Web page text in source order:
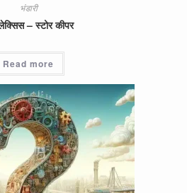
भंडारी
– स्टोर कीपर
Read more